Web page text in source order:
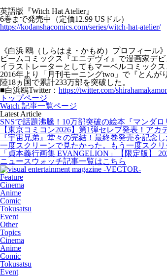
英語版『Witch Hat Atelier』
6巻まで発売中（定価12.99 USドル）
https://kodanshacomics.com/series/witch-hat-atelier/
《白浜 鴎（しらはま・かもめ）プロフィール》
ビームコミックス『エニデヴィ』で漫画家デビ
イラストレーターとしてもマーベルコミック
2016年より「月刊モーニングtwo」で『とんが
陸18ヵ国で累計233万部を突破した。
■白浜鴎Twitter： https://twitter.com/
トップページ
Watch 記事一覧ページ
Latest Article
SNSで話題沸騰！10万部突破の絵本『マンダ
【東京コミコン2026】第1弾セレブ発表！アカ
『宇宙兄弟』堂々の完結！最終巻発売を記念
一度スクリーンで見たかった。もう一度スク
「貞本義行画集 EVANGELION」【限定版】
ニュースウォッチ記事一覧はこちら
Feature
Cinema
Anime
Comic
Tokusatsu
Event
Other
Topics
Cinema
Anime
Comic
Tokusatsu
Event